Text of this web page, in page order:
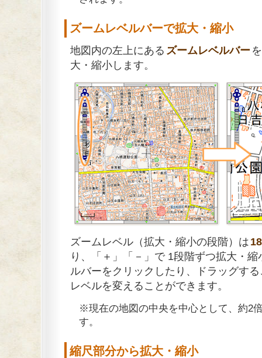
ズームレベルバーで拡大・縮小
地図内の左上にある ズームレベルバー
大・縮小します。
ズームレベル（拡大・縮小の段階）は
り、「＋」「－」で 1段階ずつ拡大・
ルバーをクリックしたり、ドラッグす
レベルを変えることができます。
※現在の地図の中央を中心として、約2
す。
縮尺部分から拡大・縮小